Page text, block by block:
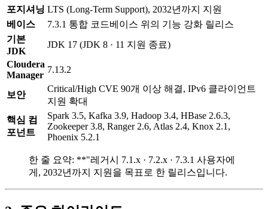
포지셔닝 LTS (Long-Term Support), 2032년까지 지원
베이스
7.3.1 통합 코드베이스 위의 기능 강화 릴리스
기본
JDK
JDK 17 (JDK 8 · 11 지원 종료)
Cloudera
Manager
7.13.2
보안
Critical/High CVE 90개 이상 해결, IPv6 클라이언트
지원 확대
핵심 컴
포넌트
Spark 3.5, Kafka 3.9, Hadoop 3.4, HBase 2.6.3,
Zookeeper 3.8, Ranger 2.6, Atlas 2.4, Knox 2.1,
Phoenix 5.2.1
한 줄 요약: **"레거시 7.1.x · 7.2.x · 7.3.1 사용자에
게, 2032년까지 지원을 목표로 한 릴리스입니다.